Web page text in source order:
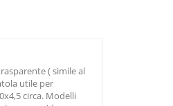
( simile al
utile per
circa. Modelli